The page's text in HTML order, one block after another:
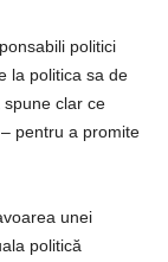
politici
la politica sa de
spune clar ce
pentru a promite
unei
politică